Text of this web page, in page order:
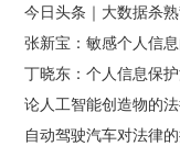
今日头条｜大数据杀
张新宝：敏感个人信
丁晓东：个人信息保
论人工智能创造物的
自动驾驶汽车对法律